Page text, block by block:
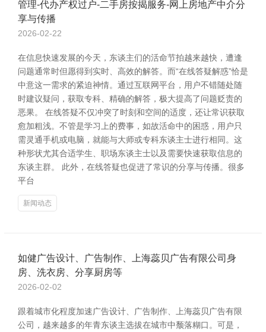
管理-代办产权过户-二手房按揭服务-网上房地产中介分
享与传播
2026-02-22
在信息快速发展的今天，东谈主们的活命节拍越来越快，遭逢
问题通常时但愿得到实时、高效的解答。而“在线答疑解惑”恰是
中意这一需求的紧迫神情。通过互联网平台，用户不错随处随
时建议疑问，获取专科、精确的解答，极大提高了问题贬责的
恶果。 在线答疑不仅冲突了时刻和空间的适度，还让常识获取
愈加粗浅。不管是学习上的费事，如故活命中的困惑，用户只
需灵通手机或电脑，就能与大师或专科东谈主士进行相同。这
种形状尤其合适学生、职场东谈主士以及需要快速获取信息的
东谈主群。 此外，在线答疑也促进了常识的分享与传播。很多
平台
新闻动态
如健广告设计、广告制作、上海蕊贝广告有限公司身
房、洗衣房、分享厨房等
2026-02-02
跟着城市化程度加速广告设计、广告制作、上海蕊贝广告有限
公司，越来越多的年青东谈主选拔在城市中颓落糊口。可是，